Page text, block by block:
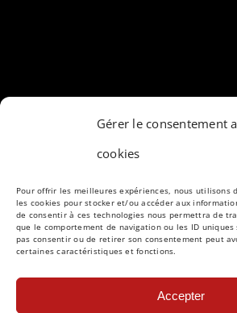
Gérer le consentement
cookies
Pour offrir les meilleures expériences, nous utilisons
les cookies pour stocker et/ou accéder aux
de consentir à ces technologies nous permettra de
que le comportement de navigation ou les ID
pas consentir ou de retirer son consentement peut
certaines caractéristiques et fonctions.
Accepter